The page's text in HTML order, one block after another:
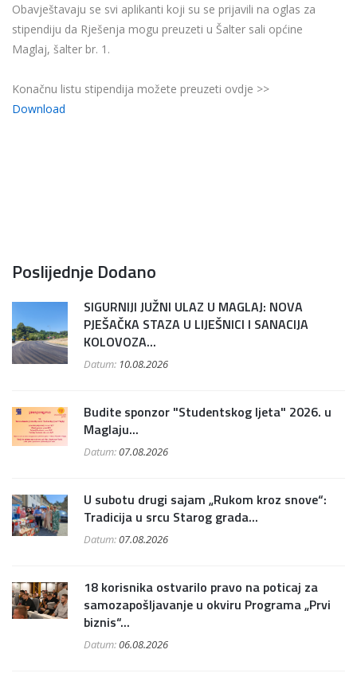
Obavještavaju se svi aplikanti koji su se prijavili na oglas za
stipendiju da Rješenja mogu preuzeti u Šalter sali općine
Maglaj, šalter br. 1.
Konačnu listu stipendija možete preuzeti ovdje >>
Download
Poslijednje Dodano
SIGURNIJI JUŽNI ULAZ U MAGLAJ: NOVA
PJEŠAČKA STAZA U LIJEŠNICI I SANACIJA
KOLOVOZA...
Datum: 10.08.2026
Budite sponzor "Studentskog ljeta" 2026. u
Maglaju...
Datum:07.08.2026
U subotu drugi sajam „Rukom kroz snove“:
Tradicija u srcu Starog grada...
Datum:07.08.2026
18 korisnika ostvarilo pravo na poticaj za
samozapošljavanje u okviru Programa „Prvi
biznis“...
Datum:06.08.2026